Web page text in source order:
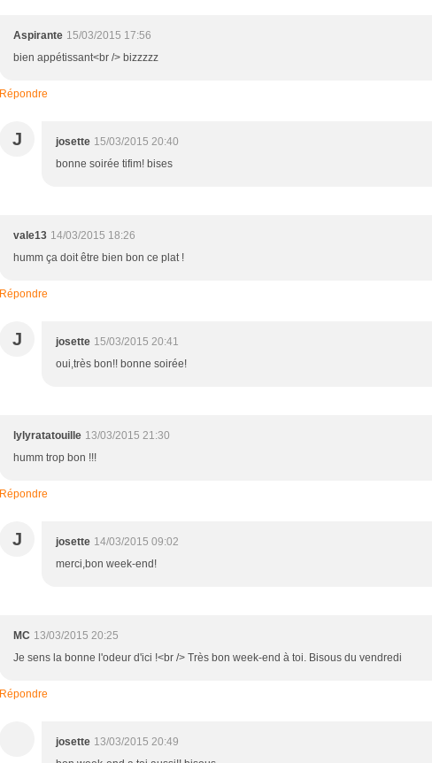
Aspirante 15/03/2015 17:56
bien appétissant<br /> bizzzzz
Répondre
J josette 15/03/2015 20:40
bonne soirée tifim! bises
vale13 14/03/2015 18:26
humm ça doit être bien bon ce plat !
Répondre
J josette 15/03/2015 20:41
oui,très bon!! bonne soirée!
lylyratatouille 13/03/2015 21:30
humm trop bon !!!
Répondre
J josette 14/03/2015 09:02
merci,bon week-end!
MC 13/03/2015 20:25
Je sens la bonne l'odeur d'ici !<br /> Très bon week-end à toi. Bisous du vendredi
Répondre
josette 13/03/2015 20:49